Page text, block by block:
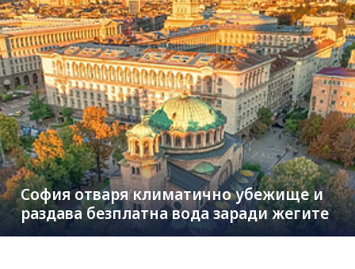
София отваря климатично убежище и
раздава безплатна вода заради жегите